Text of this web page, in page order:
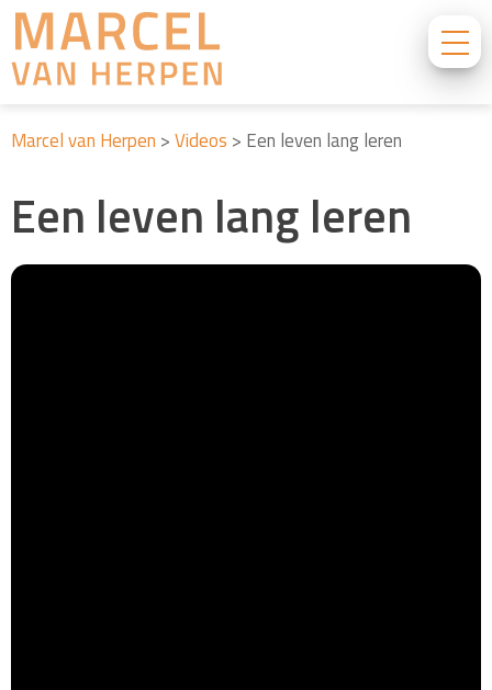
Marcel van Herpen >Videos > Een leven lang leren
Een leven lang leren